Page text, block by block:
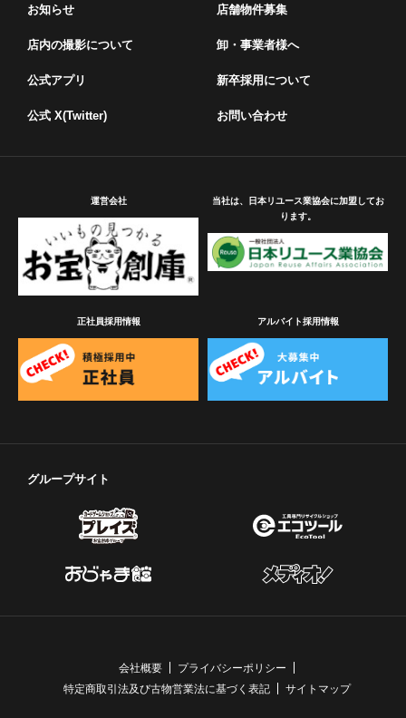
お知らせ
店内の撮影について
公式アプリ
公式 X(Twitter)
店舗物件募集
卸・事業者様へ
新卒採用について
お問い合わせ
運営会社
当社は、日本リユース業協会に加盟してお
ります。
正社員採用情報 アルバイト採用情報
グループサイト
会社概要
プライバシーポリシー
特定商取引法及び古物営業法に基づく表記
サイトマップ